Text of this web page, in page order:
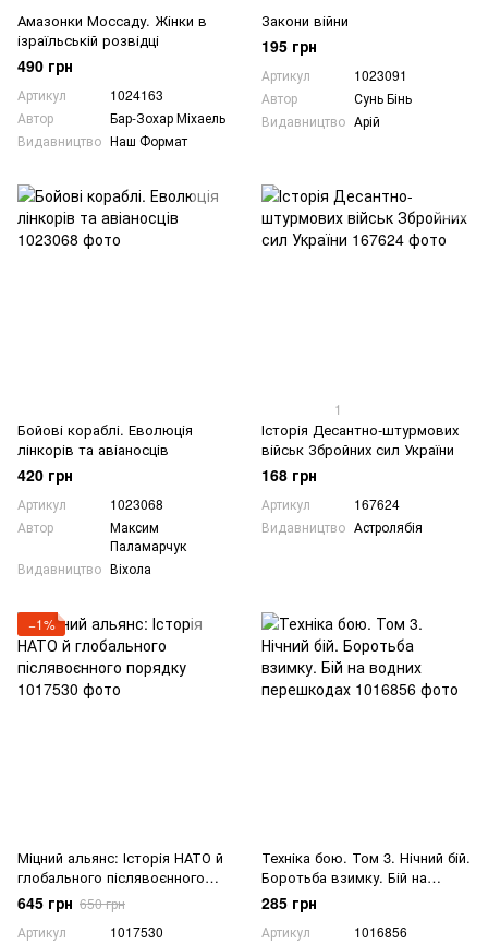
Амазонки Моссаду. Жінки в
ізраїльській розвідці
490 грн
Артикул
1024163
Автор
Бар-Зохар Міхаель
Видавництво Наш Формат
Закони війни
195 грн
Артикул
1023091
Автор
Сунь Бінь
Видавництво Арій
Бойові кораблі. Еволюція
лінкорів та авіаносців
420 грн
Артикул
1023068
Автор
Максим
Паламарчук
Видавництво Віхола
1
Історія Десантно-штурмових
військ Збройних сил України
168 грн
Артикул
167624
Видавництво Астролябія
−1%
Міцний альянс: Історія НАТО й
глобального післявоєнного
порядку
645 грн 650 грн
Артикул
1017530
Техніка бою. Том 3. Нічний бій.
Боротьба взимку. Бій на
водних перешкодах
285 грн
Артикул
1016856